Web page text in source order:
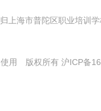
归上海市普陀区职业培训
使用 版权所有 沪ICP备